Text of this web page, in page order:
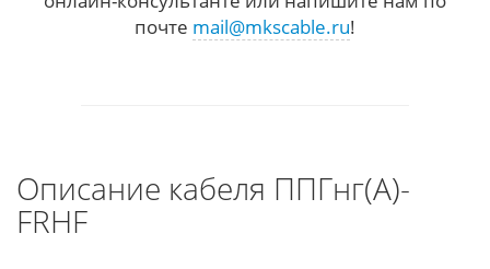
почте mail@mkscable.ru!
Описание кабеля ППГнг(А)-
FRHF